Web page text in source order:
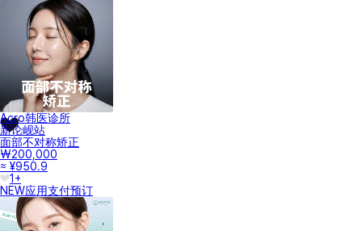
Acro韩医诊所
新论岘站
面部不对称矫正
₩200,000
≈ ¥950.9
1+
NEW应用支付预订